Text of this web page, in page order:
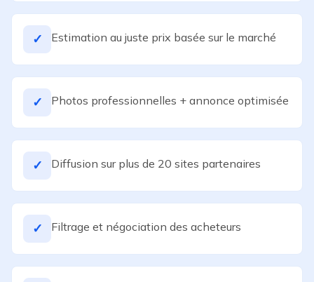
✓ Estimation au juste prix basée sur le marché
✓ Photos professionnelles + annonce optimisée
✓ Diffusion sur plus de 20 sites partenaires
✓ Filtrage et négociation des acheteurs